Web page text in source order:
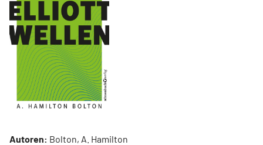
Autoren: Bolton, A. Hamilton